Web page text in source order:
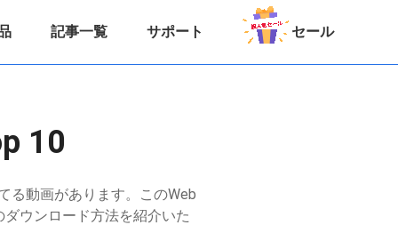
記事一覧 サポート セール
10
る動画があります。このWeb
ウンロード方法を紹介いた